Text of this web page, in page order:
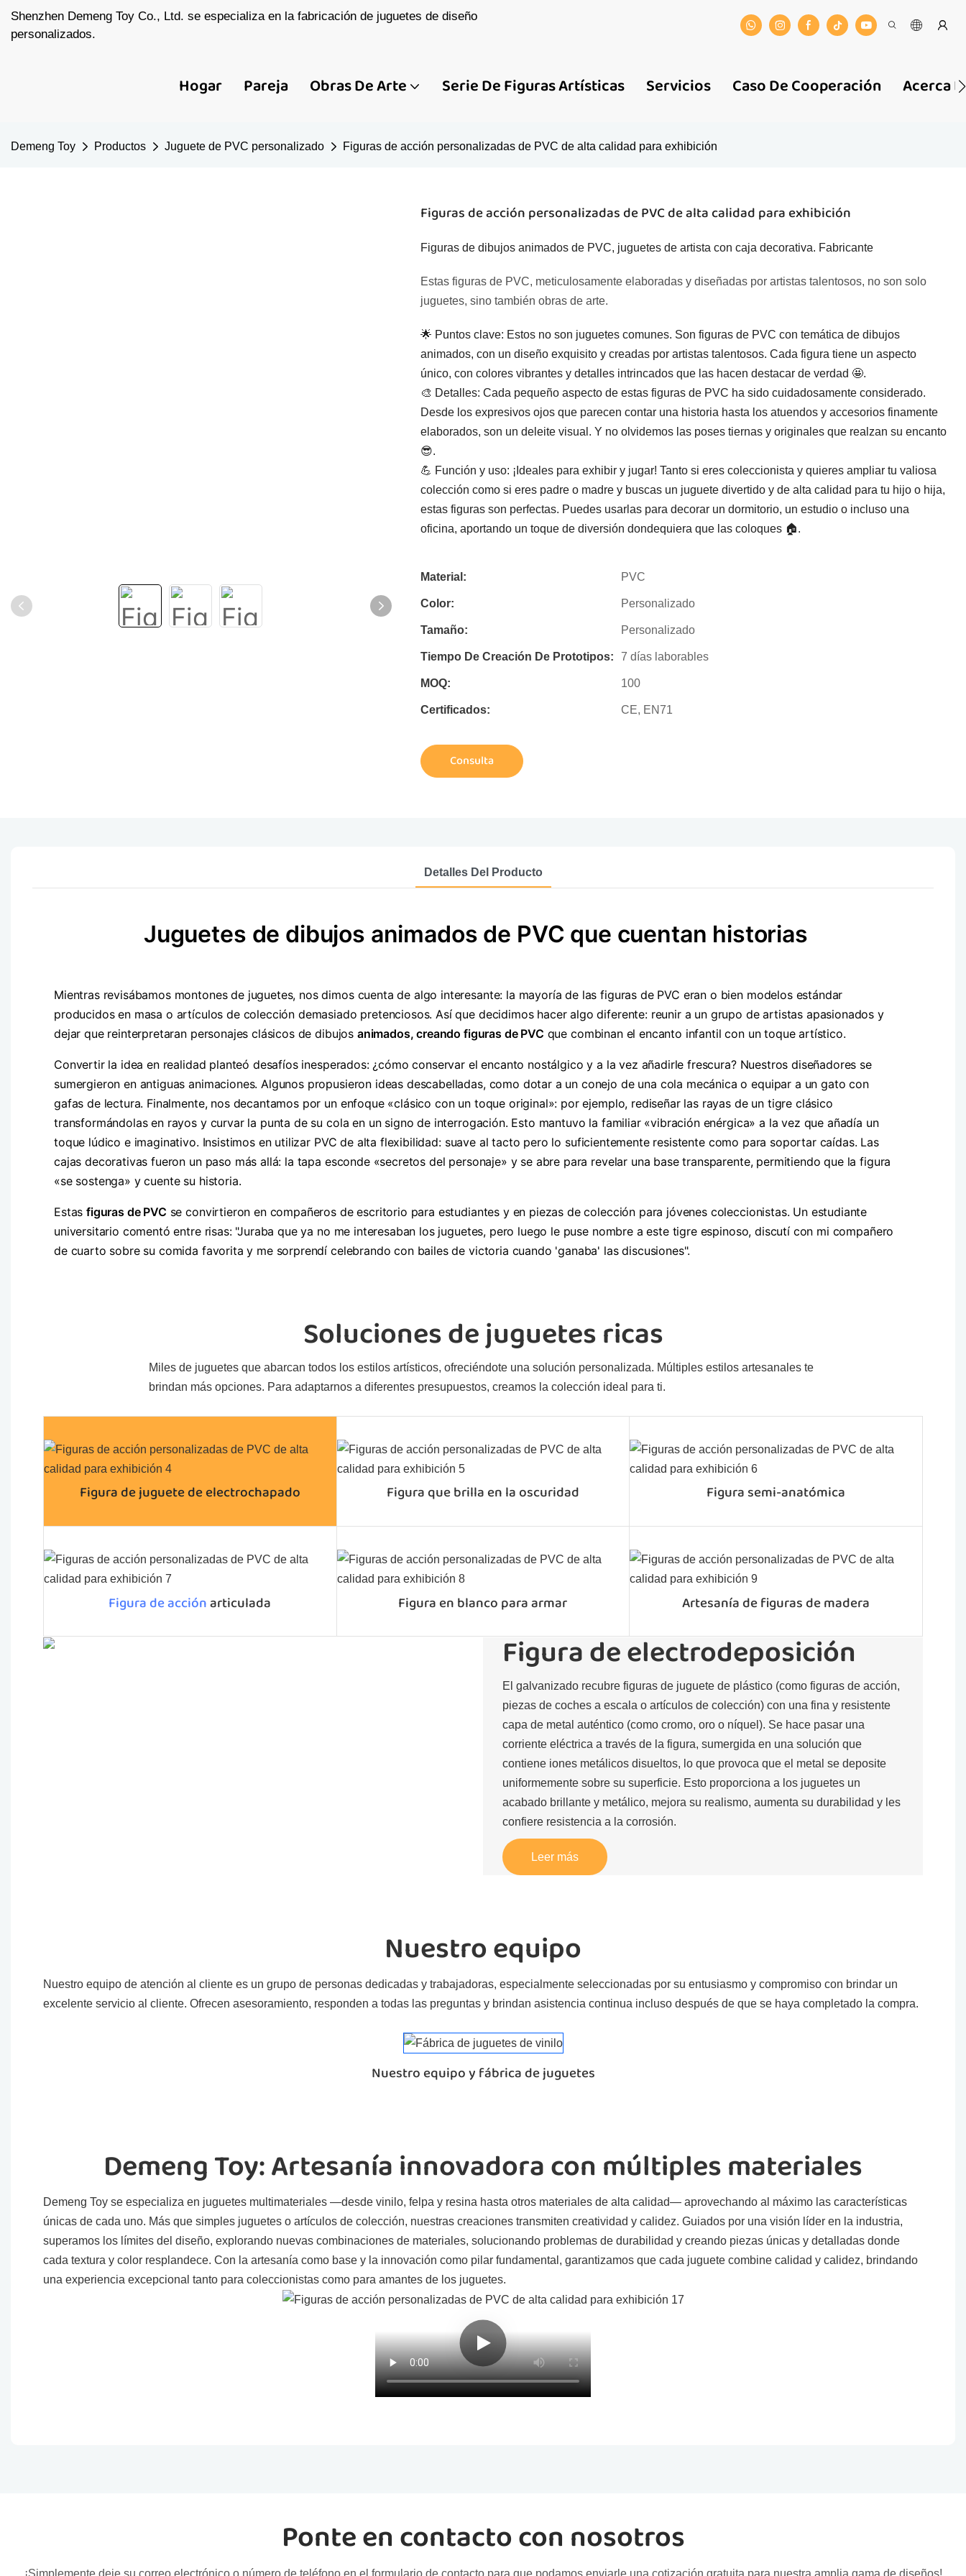
Shenzhen Demeng Toy Co., Ltd. se especializa en la fabricación de juguetes de diseño
personalizados.
Hogar Pareja Obras De Arte Serie De Figuras Artísticas Servicios Caso De Cooperación Acerca
Demeng Toy Productos Juguete de PVC personalizado Figuras de acción personalizadas de PVC de alta calidad para exhibición
Figuras de acción personalizadas de PVC de alta calidad para exhibición
Figuras de dibujos animados de PVC, juguetes de artista con caja decorativa. Fabricante
Estas figuras de PVC, meticulosamente elaboradas y diseñadas por artistas talentosos, no son solo
juguetes, sino también obras de arte.
🌟 Puntos clave: Estos no son juguetes comunes. Son figuras de PVC con temática de dibujos
animados, con un diseño exquisito y creadas por artistas talentosos. Cada figura tiene un aspecto
único, con colores vibrantes y detalles intrincados que las hacen destacar de verdad 🤩.
🎨 Detalles: Cada pequeño aspecto de estas figuras de PVC ha sido cuidadosamente considerado.
Desde los expresivos ojos que parecen contar una historia hasta los atuendos y accesorios finamente
elaborados, son un deleite visual. Y no olvidemos las poses tiernas y originales que realzan su encanto
😎.
💪 Función y uso: ¡Ideales para exhibir y jugar! Tanto si eres coleccionista y quieres ampliar tu valiosa
colección como si eres padre o madre y buscas un juguete divertido y de alta calidad para tu hijo o hija,
estas figuras son perfectas. Puedes usarlas para decorar un dormitorio, un estudio o incluso una
oficina, aportando un toque de diversión dondequiera que las coloques 🏠.
Material: PVC
Color: Personalizado
Tamaño: Personalizado
Tiempo De Creación De Prototipos: 7 días laborables
MOQ: 100
Certificados: CE, EN71
Consulta
Detalles Del Producto
Juguetes de dibujos animados de PVC que cuentan historias
Mientras revisábamos montones de juguetes, nos dimos cuenta de algo interesante: la mayoría de las figuras de PVC eran o bien modelos estándar
producidos en masa o artículos de colección demasiado pretenciosos. Así que decidimos hacer algo diferente: reunir a un grupo de artistas apasionados y
dejar que reinterpretaran personajes clásicos de dibujos animados, creando figuras de PVC que combinan el encanto infantil con un toque artístico.
Convertir la idea en realidad planteó desafíos inesperados: ¿cómo conservar el encanto nostálgico y a la vez añadirle frescura? Nuestros diseñadores se
sumergieron en antiguas animaciones. Algunos propusieron ideas descabelladas, como dotar a un conejo de una cola mecánica o equipar a un gato con
gafas de lectura. Finalmente, nos decantamos por un enfoque «clásico con un toque original»: por ejemplo, rediseñar las rayas de un tigre clásico
transformándolas en rayos y curvar la punta de su cola en un signo de interrogación. Esto mantuvo la familiar «vibración enérgica» a la vez que añadía un
toque lúdico e imaginativo. Insistimos en utilizar PVC de alta flexibilidad: suave al tacto pero lo suficientemente resistente como para soportar caídas. Las
cajas decorativas fueron un paso más allá: la tapa esconde «secretos del personaje» y se abre para revelar una base transparente, permitiendo que la figura
«se sostenga» y cuente su historia.
Estas figuras de PVC se convirtieron en compañeros de escritorio para estudiantes y en piezas de colección para jóvenes coleccionistas. Un estudiante
universitario comentó entre risas: "Juraba que ya no me interesaban los juguetes, pero luego le puse nombre a este tigre espinoso, discutí con mi compañero
de cuarto sobre su comida favorita y me sorprendí celebrando con bailes de victoria cuando 'ganaba' las discusiones".
Soluciones de juguetes ricas
Miles de juguetes que abarcan todos los estilos artísticos, ofreciéndote una solución personalizada. Múltiples estilos artesanales te
brindan más opciones. Para adaptarnos a diferentes presupuestos, creamos la colección ideal para ti.
Figura de juguete de electrochapado Figura que brilla en la oscuridad Figura semi-anatómica
Figura de acciónarticulada Figura en blanco para armar Artesanía de figuras de madera
Figura de electrodeposición
El galvanizado recubre figuras de juguete de plástico (como figuras de acción,
piezas de coches a escala o artículos de colección) con una fina y resistente
capa de metal auténtico (como cromo, oro o níquel). Se hace pasar una
corriente eléctrica a través de la figura, sumergida en una solución que
contiene iones metálicos disueltos, lo que provoca que el metal se deposite
uniformemente sobre su superficie. Esto proporciona a los juguetes un
acabado brillante y metálico, mejora su realismo, aumenta su durabilidad y les
confiere resistencia a la corrosión.
Leer más
Nuestro equipo
Nuestro equipo de atención al cliente es un grupo de personas dedicadas y trabajadoras, especialmente seleccionadas por su entusiasmo y compromiso con brindar un
excelente servicio al cliente. Ofrecen asesoramiento, responden a todas las preguntas y brindan asistencia continua incluso después de que se haya completado la compra.
Nuestro equipo y fábrica de juguetes
Demeng Toy: Artesanía innovadora con múltiples materiales
Demeng Toy se especializa en juguetes multimateriales —desde vinilo, felpa y resina hasta otros materiales de alta calidad— aprovechando al máximo las características
únicas de cada uno. Más que simples juguetes o artículos de colección, nuestras creaciones transmiten creatividad y calidez. Guiados por una visión líder en la industria,
superamos los límites del diseño, explorando nuevas combinaciones de materiales, solucionando problemas de durabilidad y creando piezas únicas y detalladas donde
cada textura y color resplandece. Con la artesanía como base y la innovación como pilar fundamental, garantizamos que cada juguete combine calidad y calidez, brindando
una experiencia excepcional tanto para coleccionistas como para amantes de los juguetes.
Ponte en contacto con nosotros
¡Simplemente deje su correo electrónico o número de teléfono en el formulario de contacto para que podamos enviarle una cotización gratuita para nuestra amplia gama de diseños!